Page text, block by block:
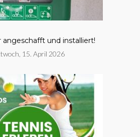
angeschafft und installiert!
15. April 2026